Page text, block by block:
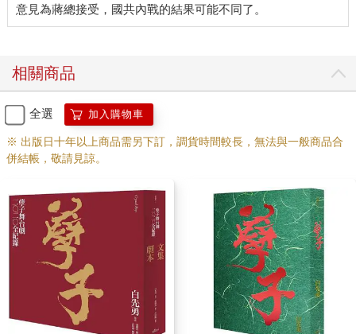
相關商品
全選 加入購物車
※ 出版日十年以上商品需另下訂，調貨時間較長，無法與一般商品合
併結帳，敬請見諒。